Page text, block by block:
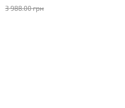
3 988.00 грн